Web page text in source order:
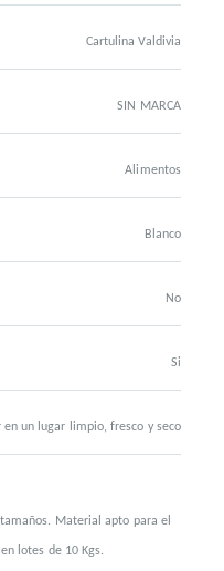
Cartulina Valdivia
SIN MARCA
Alimentos
Blanco
No
Si
en un lugar limpio, fresco y seco
Material apto para el
lotes de 10 Kgs.